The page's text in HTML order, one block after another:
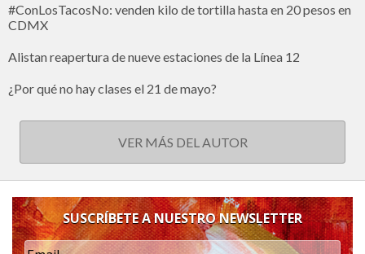
#ConLosTacosNo: venden kilo de tortilla hasta en 20 pesos en
CDMX
Alistan reapertura de nueve estaciones de la Línea 12
¿Por qué no hay clases el 21 de mayo?
VER MÁS DEL AUTOR
SUSCRÍBETE A NUESTRO NEWSLETTER